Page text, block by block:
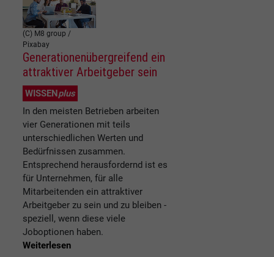
(C) M8 group /
Pixabay
Generationenübergreifend ein
attraktiver Arbeitgeber sein
WISSENplus
In den meisten Betrieben arbeiten
vier Generationen mit teils
unterschiedlichen Werten und
Bedürfnissen zusammen.
Entsprechend herausfordernd ist es
für Unternehmen, für alle
Mitarbeitenden ein attraktiver
Arbeitgeber zu sein und zu bleiben -
speziell, wenn diese viele
Joboptionen haben.
Weiterlesen